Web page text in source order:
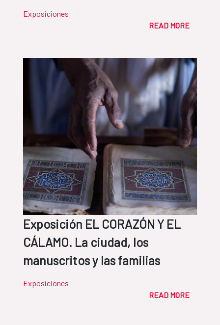
Exposiciones
READ MORE
Exposición EL CORAZÓN Y EL
CÁLAMO. La ciudad, los
manuscritos y las familias
Exposiciones
READ MORE